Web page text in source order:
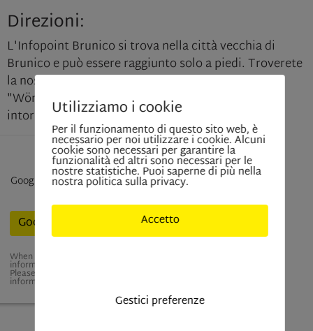
Direzioni:
L'Infopoint Brunico si trova nella città vecchia di
Brunico e può essere raggiunto solo a piedi. Troverete
la nostra filiale al piano terra accanto al bar
"WörtzBäck". Ci sono varie opzioni di parcheggio
intorno al centro città.
Enable Google Maps?
Google Maps can only be displayed if they are
allowed to set cookies.
Google Maps aktivieren
When Google Maps is activated for this site, personal
information is submitted to Google and processed.
Please see the YouTube privacy policy for more
information:
Utilizziamo i cookie
Per il funzionamento di questo sito web, è
necessario per noi utilizzare i cookie. Alcuni
cookie sono necessari per garantire la
funzionalità ed altri sono necessari per le
nostre statistiche. Puoi saperne di più nella
nostra politica sulla privacy.
Accetto
Gestici preferenze